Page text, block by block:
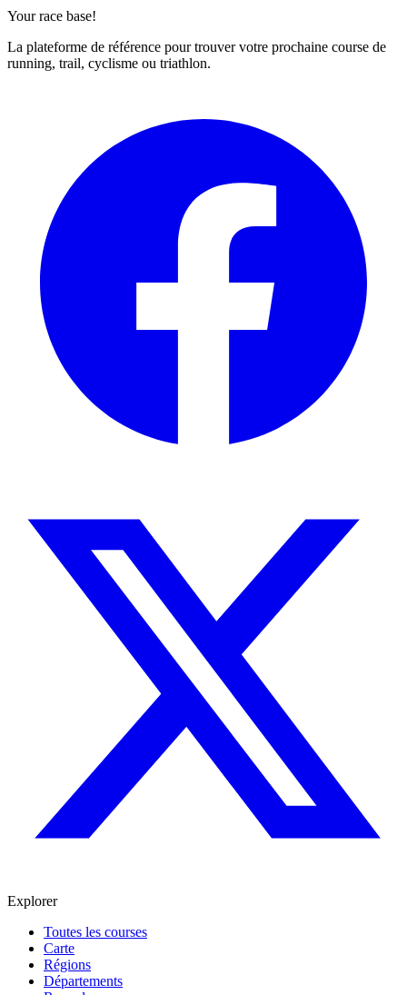
Your race base!
La plateforme de référence pour trouver votre prochaine course de
running, trail, cyclisme ou triathlon.
Explorer
Toutes les courses
Carte
Régions
Départements